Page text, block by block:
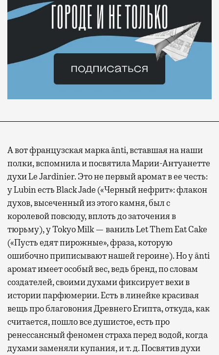
А вот французская марка ānti, вставшая на наши
полки, вспомнила и посвятила Марии-Антуанетте
духи Le Jardinier. Это не первый аромат в ее честь:
у Lubin есть Black Jade («Черный нефрит»: флакон
духов, высеченный из этого камня, был с
королевой повсюду, вплоть до заточения в
тюрьму), у Tokyo Milk — ваниль Let Them Eat Cake
(«Пусть едят пирожные», фраза, которую
ошибочно приписывают нашей героине). Но у ānti
аромат имеет особый вес, ведь бренд, по словам
создателей, своими духами фиксирует вехи в
истории парфюмерии. Есть в линейке красивая
вещь про благовония Древнего Египта, откуда, как
считается, пошло все душистое, есть про
ренессансный феномен страха перед водой, когда
духами заменяли купания, и т. д. Посвятив духи